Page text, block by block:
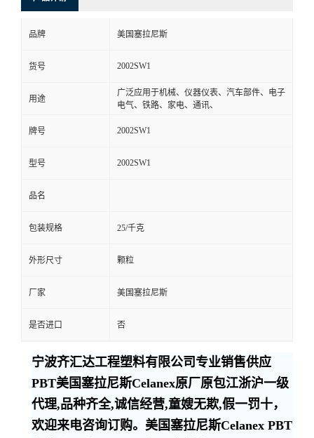
品牌 美国塞拉尼斯
货号 2002SW1
用途
广泛应用于机械、仪器仪表、汽车部件、电子
电气、铁路、家电、通讯、
牌号 2002SW1
型号 2002SW1
品名
包装规格 25/千克
外形尺寸 颗粒
厂家 美国塞拉尼斯
是否进口 否
宁波齐汇达工程塑料有限公司专业销售供应
PBT美国塞拉尼斯Celanex原厂原包江浙沪一级
代理,品种齐全,诚信经营,童嫂无欺,假一罚十，
欢迎来电咨询订购。美国塞拉尼斯Celanex PBT